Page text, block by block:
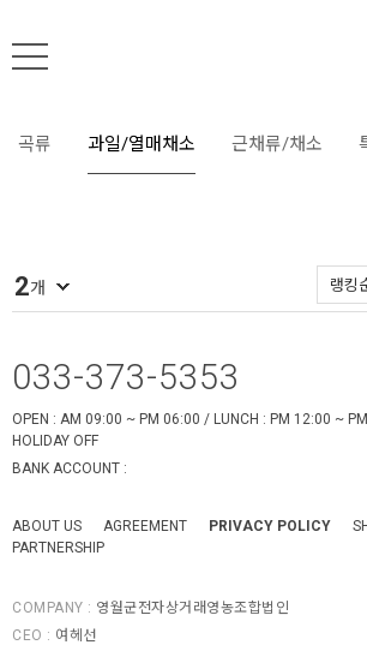
곡류 과일/열매채소 근채류/채소
2개 랭킹
033-373-5353
OPEN : AM 09:00 ~ PM 06:00 / LUNCH : PM 12:00 ~
HOLIDAY OFF
BANK ACCOUNT :
ABOUT US AGREEMENT PRIVACY POLICY
PARTNERSHIP
COMPANY : 영월군전자상거래영농조합법인
CEO : 여헤선